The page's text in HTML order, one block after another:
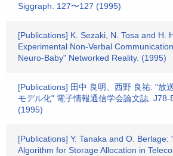
Siggraph. 127〜127 (1995)
[Publications] K. Sezaki, N. Tosa and H.
Experimental Non-Verbal
Neuro-Baby" Networked Reality. (1995)
[Publications] 田中 良明、西野 良祐: "放
モデル化" 電子情報通信学会論文誌. J78-
(1995)
[Publications] Y. Tanaka and O. Berlage:
Algorithm for Storage Allocation in